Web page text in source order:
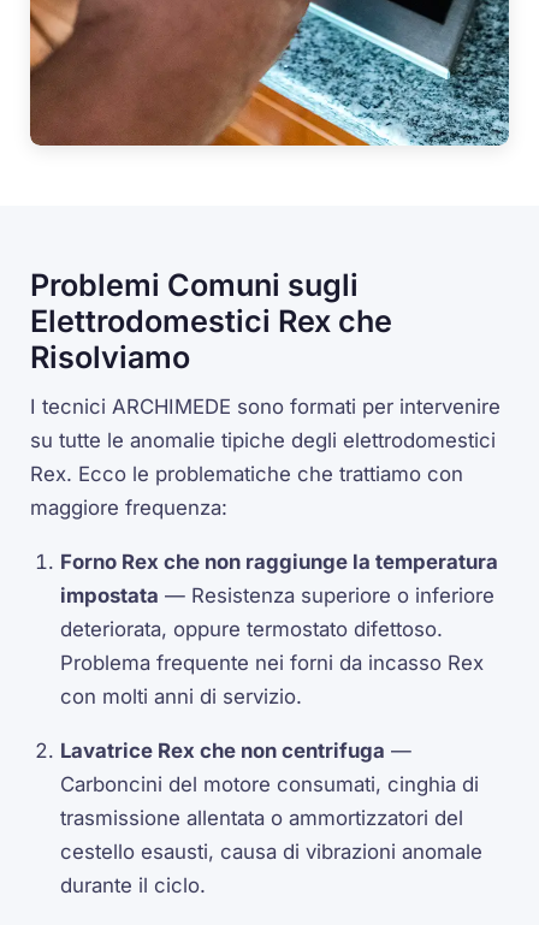
Problemi Comuni sugli
Elettrodomestici Rex che
Risolviamo
I tecnici ARCHIMEDE sono formati per intervenire
su tutte le anomalie tipiche degli elettrodomestici
Rex. Ecco le problematiche che trattiamo con
maggiore frequenza:
Forno Rex che non raggiunge la temperatura
impostata — Resistenza superiore o inferiore
deteriorata, oppure termostato difettoso.
Problema frequente nei forni da incasso Rex
con molti anni di servizio.
Lavatrice Rex che non centrifuga —
Carboncini del motore consumati, cinghia di
trasmissione allentata o ammortizzatori del
cestello esausti, causa di vibrazioni anomale
durante il ciclo.